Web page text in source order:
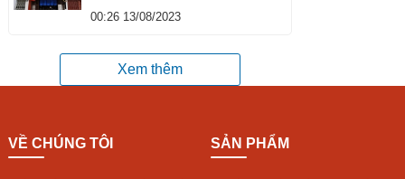
00:26 13/08/2023
Xem thêm
VỀ CHÚNG TÔI SẢN PHẨM